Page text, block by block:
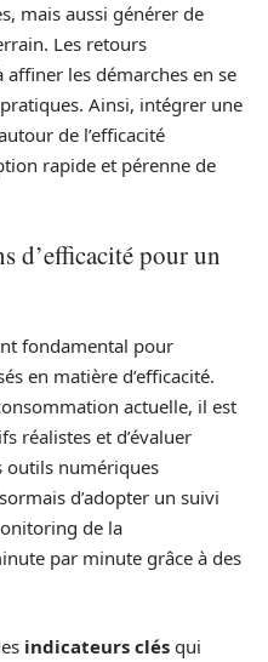
mais aussi générer de
Les retours
affiner les démarches en se
Ainsi, intégrer une
de l’efficacité
rapide et pérenne de
d’efficacité pour un
fondamental pour
en matière d’efficacité.
actuelle, il est
réalistes et d’évaluer
outils numériques
d’adopter un suivi
de la
par minute grâce à des
indicateurs clés qui